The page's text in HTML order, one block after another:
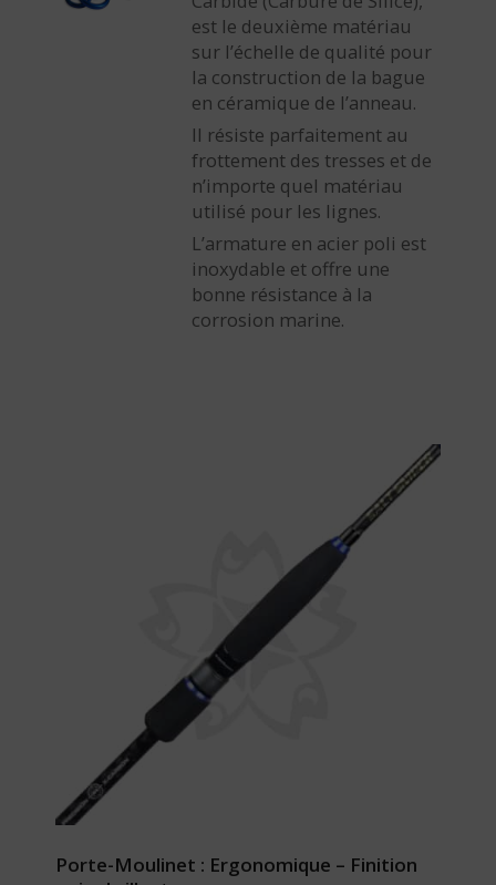
est le deuxième matériau
sur l’échelle de qualité pour
la construction de la bague
en céramique de l’anneau.
Il résiste parfaitement au
frottement des tresses et de
n’importe quel matériau
utilisé pour les lignes.
L’armature en acier poli est
inoxydable et offre une
bonne résistance à la
corrosion marine.
Porte-Moulinet : Ergonomique – Finition